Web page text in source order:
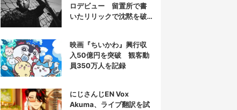
ロデビュー 留置所で書
いたリリックで沈黙を破
映画『ちいかわ』興行収
入50億円を突破 観客動
員350万人を記録
にじさんじEN Vox
Akuma、ライブ翻訳を試